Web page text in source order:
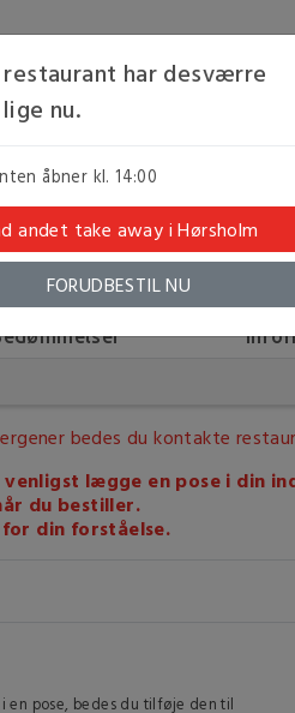
bedes du kontakte
lægge en pose i din
du bestiller.
din forståelse.
en pose, bedes du tilføje den til
restaurant har desværre
nu.
åbner kl. 14:00
andet take away i Hørsholm
FORUDBESTIL NU